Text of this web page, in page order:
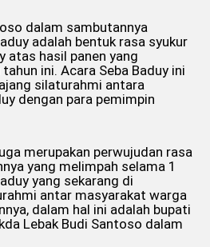
dalam sambutannya
adalah bentuk rasa syukur
atas hasil panen yang
ini. Acara Seba Baduy ini
silaturahmi antara
dengan para pemimpin
merupakan perwujudan rasa
yang melimpah selama 1
yang sekarang di
antar masyarakat warga
dalam hal ini adalah bupati
Lebak Budi Santoso dalam